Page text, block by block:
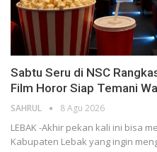
Sabtu Seru di NSC
Film Horor Siap Temani
SAHRUL 8 Agu 2026
LEBAK -Akhir pekan kali ini bisa
Kabupaten Lebak yang ingin